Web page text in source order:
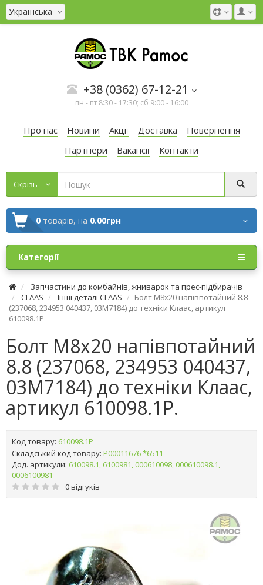
Українська
+38 (0362) 67-12-21
пн - пт 8:30 - 17:30; сб 9:00 - 16:00
Про нас Новини Акції Доставка
Повернення
Партнери
Вакансії Контакти
Cкрізь
0 товарів, на 0.00грн
Категорії
Запчастини до комбайнів, жниварок та прес-підбирачів
CLAAS
Інші деталі CLAAS
Болт М8х20 напівпотайний 8.8
(237068, 234953 040437, 03M7184) до техніки Клаас, артикул
610098.1P
Болт М8х20 напівпотайний
8.8 (237068, 234953 040437,
03M7184) до техніки Клаас,
артикул 610098.1P.
Код товару: 610098.1P
Складський код товару: Р00011676 *6511
Дод. артикули: 610098.1, 6100981, 000610098, 000610098.1,
0006100981
0 відгуків